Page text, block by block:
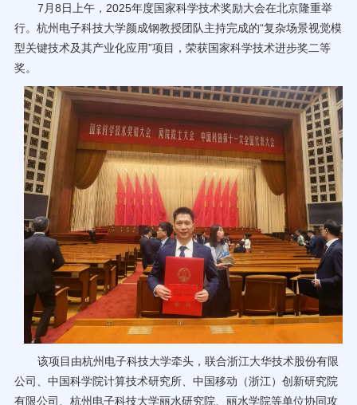
数字杭电
70周年校庆
7月8日上午，2025年度国家科学技术奖励大会在北京隆重举
行。杭州电子科技大学颜成钢教授团队主持完成的“复杂场景视觉模
型关键技术及其产业化应用”项目，荣获国家科学技术进步奖二等
奖。
该项目由杭州电子科技大学牵头，联合浙江大华技术股份有限
公司、中国科学院计算技术研究所、中国移动（浙江）创新研究院
有限公司、杭州电子科技大学丽水研究院、丽水学院等单位协同攻